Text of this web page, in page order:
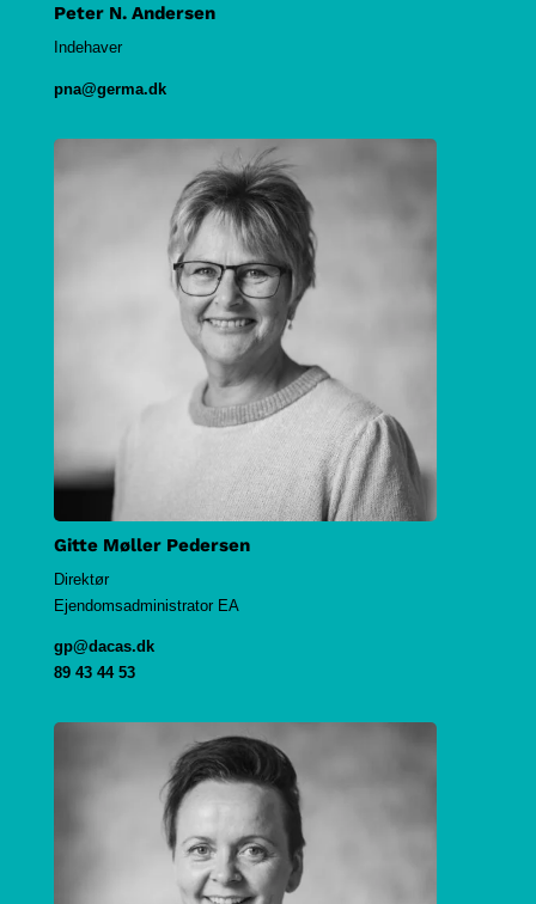
Peter N. Andersen
Indehaver
pna@germa.dk
Gitte Møller Pedersen
Direktør
Ejendomsadministrator EA
gp@dacas.dk
89 43 44 53